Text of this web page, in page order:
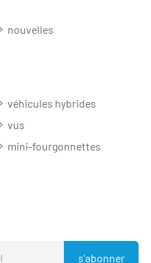
nouvelles
véhicules hybrides
vus
mini-fourgonnettes
s'abonner